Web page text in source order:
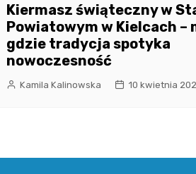
Kiermasz świąteczny w
Powiatowym w Kielcach –
gdzie tradycja spotyka
nowoczesność
Kamila Kalinowska 10 kwietnia